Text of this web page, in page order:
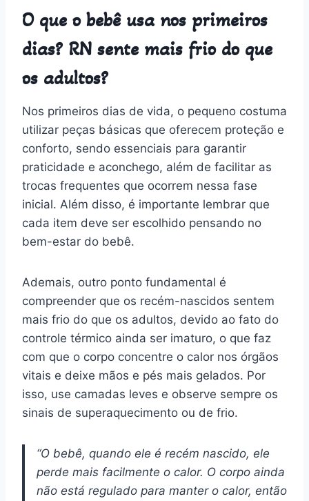
O que o bebê usa nos primeiros
dias? RN sente mais frio do que
os adultos?
Nos primeiros dias de vida, o pequeno costuma
utilizar peças básicas que oferecem proteção e
conforto, sendo essenciais para garantir
praticidade e aconchego, além de facilitar as
trocas frequentes que ocorrem nessa fase
inicial. Além disso, é importante lembrar que
cada item deve ser escolhido pensando no
bem-estar do bebê.
Ademais, outro ponto fundamental é
compreender que os recém-nascidos sentem
mais frio do que os adultos, devido ao fato do
controle térmico ainda ser imaturo, o que faz
com que o corpo concentre o calor nos órgãos
vitais e deixe mãos e pés mais gelados. Por
isso, use camadas leves e observe sempre os
sinais de superaquecimento ou de frio.
“O bebê, quando ele é recém nascido, ele
perde mais facilmente o calor. O corpo ainda
não está regulado para manter o calor, então